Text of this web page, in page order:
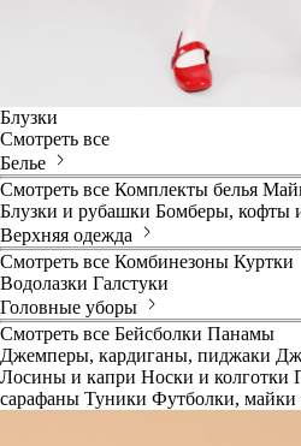
Блузки
Смотреть все
Белье
Смотреть все Комплекты белья
Блузки и рубашки Бомберы, кофты
Верхняя одежда
Смотреть все Комбинезоны Куртки
Водолазки Галстуки
Головные уборы
Смотреть все Бейсболки Панамы
Джемперы, кардиганы, пиджаки
Лосины и капри Носки и колготки
сарафаны Туники Футболки,